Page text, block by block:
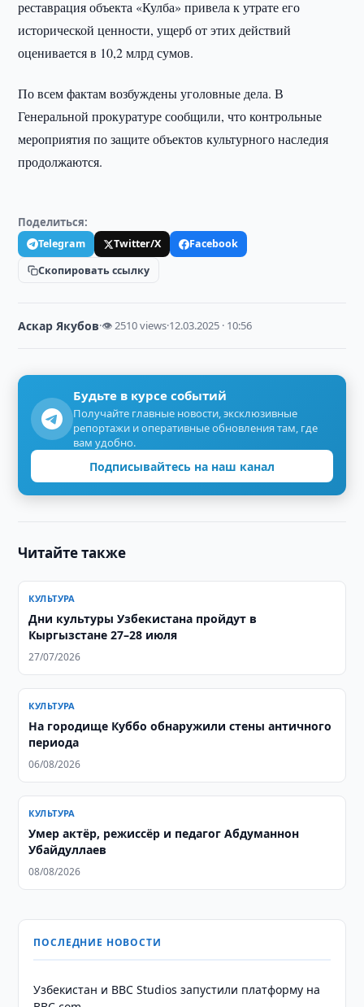
реставрация объекта «Кулба» привела к утрате его
исторической ценности, ущерб от этих действий
оценивается в 10,2 млрд сумов.
По всем фактам возбуждены уголовные дела. В
Генеральной прокуратуре сообщили, что контрольные
мероприятия по защите объектов культурного наследия
продолжаются.
Поделиться:
Telegram Twitter/X
Facebook
Скопировать ссылку
Аскар Якубов·👁 2510 views·12.03.2025 · 10:56
Будьте в курсе событий
Получайте главные новости, эксклюзивные
репортажи и оперативные обновления там, где
вам удобно.
Подписывайтесь на наш канал
Читайте также
КУЛЬТУРА
Дни культуры Узбекистана пройдут в
Кыргызстане 27–28 июля
27/07/2026
КУЛЬТУРА
На городище Куббо обнаружили стены античного
периода
06/08/2026
КУЛЬТУРА
Умер актёр, режиссёр и педагог Абдуманнон
Убайдуллаев
08/08/2026
ПОСЛЕДНИЕ НОВОСТИ
Узбекистан и BBC Studios запустили платформу на